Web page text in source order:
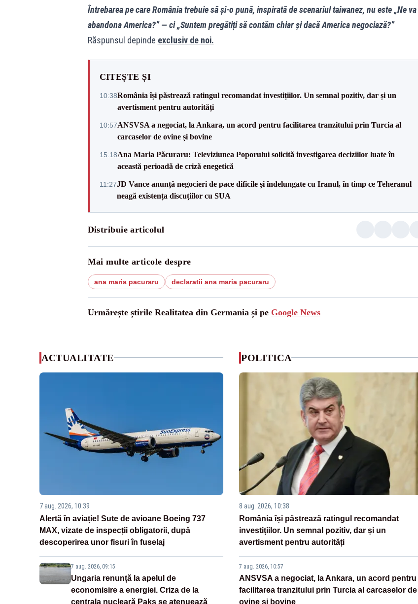
Întrebarea pe care România trebuie să și-o pună, inspirată de scenariul taiwanez, nu este „Ne va
abandona America?” — ci „Suntem pregătiți să contăm chiar și dacă America negociază?”
Răspunsul depinde exclusiv de noi.
CITEȘTE ȘI
10:38România își păstrează ratingul recomandat investițiilor. Un semnal pozitiv, dar și un
avertisment pentru autorități
10:57ANSVSA a negociat, la Ankara, un acord pentru facilitarea tranzitului prin Turcia al
carcaselor de ovine și bovine
15:18Ana Maria Păcuraru: Televiziunea Poporului solicită investigarea deciziilor luate în
această perioadă de criză enegetică
11:27JD Vance anunță negocieri de pace dificile și îndelungate cu Iranul, în timp ce Teheranul
neagă existența discuțiilor cu SUA
Distribuie articolul
Mai multe articole despre
ana maria pacuraru declaratii ana maria pacuraru
Urmărește știrile Realitatea din Germania și pe Google News
ACTUALITATE
7 aug. 2026, 10:39
Alertă în aviație! Sute de avioane Boeing 737
MAX, vizate de inspecții obligatorii, după
descoperirea unor fisuri în fuselaj
7 aug. 2026, 09:15
Ungaria renunță la apelul de
economisire a energiei. Criza de la
centrala nucleară Paks se atenuează
POLITICA
8 aug. 2026, 10:38
România își păstrează ratingul recomandat
investițiilor. Un semnal pozitiv, dar și un
avertisment pentru autorități
7 aug. 2026, 10:57
ANSVSA a negociat, la Ankara, un acord pentru
facilitarea tranzitului prin Turcia al carcaselor de
ovine și bovine